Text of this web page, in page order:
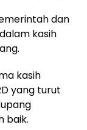
dan
kasih
kasih
yang turut
baik.